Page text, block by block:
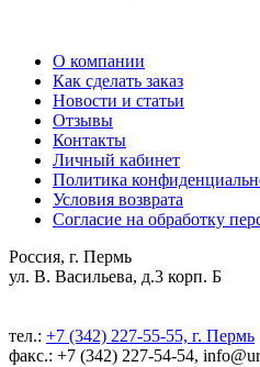
О компании
Как сделать заказ
Новости и статьи
Отзывы
Контакты
Личный кабинет
Политика
Условия возврата
Согласие на обработку
Россия, г. Пермь
ул. В. Васильева, д.3 корп. Б
тел.: +7 (342) 227-55-55, г. Пермь
факс.: +7 (342) 227-54-54,